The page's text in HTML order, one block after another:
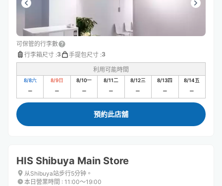
可保管的行李數
行李箱尺寸 :3 手提包尺寸 :3
利用可能時間
8/8六 8/9日 8/10一 8/11二 8/12三 8/13四 8/14五
預約此店舖
HIS Shibuya Main Store
从Shibuya站步行5分钟。
本日營業時間 : 11:00〜19:00